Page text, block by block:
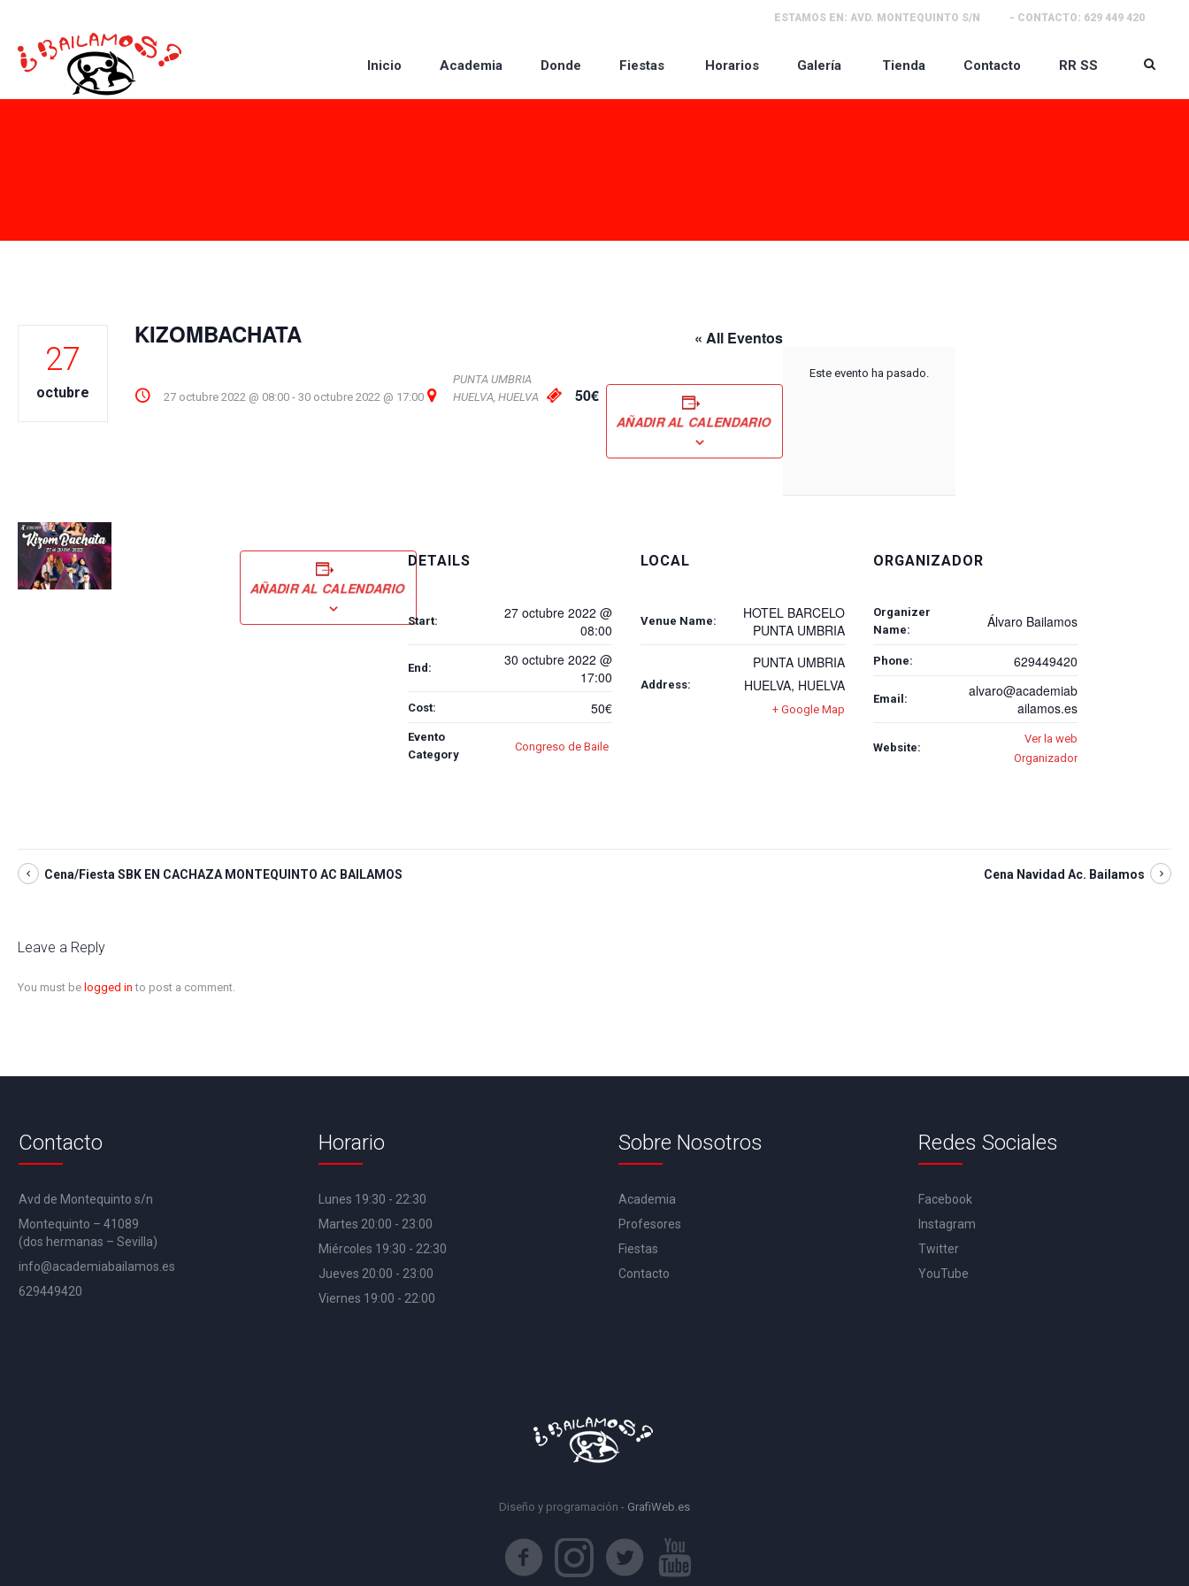
ESTAMOS EN: AVD. MONTEQUINTO S/N - CONTACTO: 629 449 420
Inicio Academia Donde Fiestas Horarios Galería Tienda Contacto RR SS
27
octubre
KIZOMBACHATA
27 octubre 2022 @ 08:00 - 30 octubre 2022 @ 17:00
PUNTA UMBRIA
HUELVA, HUELVA 50€
« All Eventos
AÑADIR AL CALENDARIO
Este evento ha pasado.
AÑADIR AL CALENDARIO
DETAILS
Start:
27 octubre 2022 @
08:00
End:
30 octubre 2022 @
17:00
Cost: 50€
Evento
Category
Congreso de Baile
LOCAL
Venue Name:
HOTEL BARCELO
PUNTA UMBRIA
Address:
PUNTA UMBRIA
HUELVA, HUELVA
+ Google Map
ORGANIZADOR
Organizer
Name:
Álvaro Bailamos
Phone: 629449420
Email:
alvaro@academiab
ailamos.es
Website:
Ver la web
Organizador
Cena/Fiesta SBK EN CACHAZA MONTEQUINTO AC BAILAMOS Cena Navidad Ac. Bailamos
Leave a Reply
You must be logged in to post a comment.
Contacto
Avd de Montequinto s/n
Montequinto – 41089
(dos hermanas – Sevilla)
info@academiabailamos.es
629449420
Horario
Lunes 19:30 - 22:30
Martes 20:00 - 23:00
Miércoles 19:30 - 22:30
Jueves 20:00 - 23:00
Viernes 19:00 - 22:00
Sobre Nosotros
Academia
Profesores
Fiestas
Contacto
Redes Sociales
Facebook
Instagram
Twitter
YouTube
Diseño y programación - GrafiWeb.es